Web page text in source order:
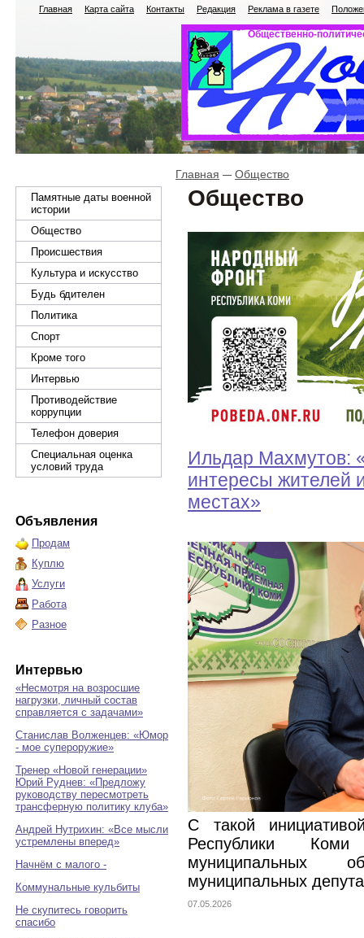
Главная Карта сайта Контакты Редакция Реклама в газете
Общественно-
Памятные даты военной
истории
Общество
Происшествия
Культура и искусство
Будь бдителен
Политика
Спорт
Кроме того
Интервью
Противодействие
коррупции
Телефон доверия
Специальная оценка
условий труда
Объявления
Продам
Куплю
Услуги
Работа
Разное
Интервью
«Несмотря на возросшие
нагрузки, личный состав
справляется с задачами»
Станислав Волженцев: «Юмор
- мое супероружие»
Тренер «Новой генерации»
Юрий Руднев: «Предложу
руководству пересмотреть
трансферную политику клуба»
Андрей Нутрихин: «Все мысли
устремлены вперед»
Начнём с малого -
Коммунальные кульбиты
Не скупитесь говорить
спасибо
Главная Общество
Общество
Ильдар Махмутов:
интересы жителей
местах»
С такой
Республики
муниципальных
муниципальных
07.05.2026